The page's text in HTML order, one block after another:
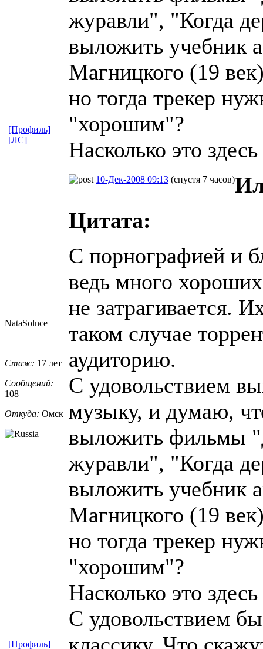
журавли", "Когда
выложить учебник
Магницкого (19
но тогда трекер
"хорошим"?
Насколько это
[Профиль]
[ЛС]
NataSolnce
Стаж: 17 лет
Сообщений:
108
Откуда: Омск
10-Дек-2008 09:13 (спустя 7 часов)
Цитата:
С порнографией и
ведь много
не затрагивается.
таком случае
аудиторию.
С удовольствием
музыку, и думаю,
выложить фильмы
журавли", "Когда
выложить учебник
Магницкого (19
но тогда трекер
"хорошим"?
Насколько это
С удовольствием
[Профиль]